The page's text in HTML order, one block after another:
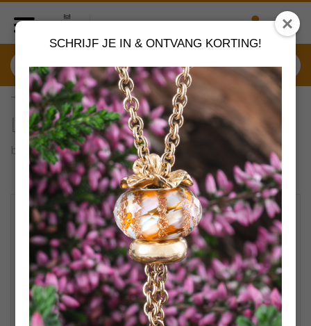
SCHRIJF JE IN & ONTVANG KORTING!
TAGBE-20213 Trollbeads
Lieveheersbeestjes
by Trollbeads sieraden
VERDER SHOPPEN